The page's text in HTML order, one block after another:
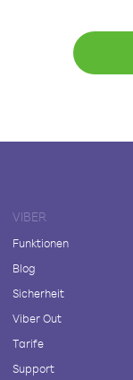
VIBER
Funktionen
Blog
Sicherheit
Viber Out
Tarife
Support